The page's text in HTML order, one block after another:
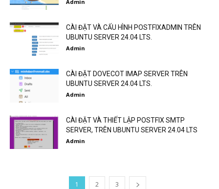
Admin
CÀI ĐẶT VÀ CẤU HÌNH POSTFIXADMIN TRÊN
UBUNTU SERVER 24.04 LTS.
Admin
CÀI ĐẶT DOVECOT IMAP SERVER TRÊN
UBUNTU SERVER 24.04 LTS.
Admin
CÀI ĐẶT VÀ THIẾT LẬP POSTFIX SMTP
SERVER, TRÊN UBUNTU SERVER 24.04 LTS
Admin
1 2 3